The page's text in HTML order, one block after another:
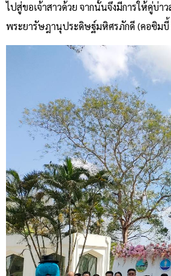
ไปสู่ขอเจ้าสาวด้วย จากนั้นจึงมีการให้คู่บ่
พระยารัษฎานุประดิษฐ์มหิศรภักดี (คอซิมบี้